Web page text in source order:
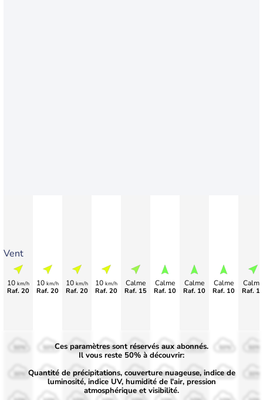
Vent
10 km/h
Raf. 20
10 km/h
Raf. 20
10 km/h
Raf. 20
10 km/h
Raf. 20
Calme
Raf. 15
Calme
Raf. 10
Calme
Raf. 10
Calme
Raf. 10
Calme
Raf.
50%
30%
50%
30%
50%
30%
50%
30%
50%
30%
50%
30%
50%
30%
Ces paramètres sont réservés aux abonnés.
Il vous reste 50% à découvrir:
Quantité de précipitations, couverture nuageuse, indice de
luminosité, indice UV, humidité de l'air, pression
atmosphérique et visibilité.